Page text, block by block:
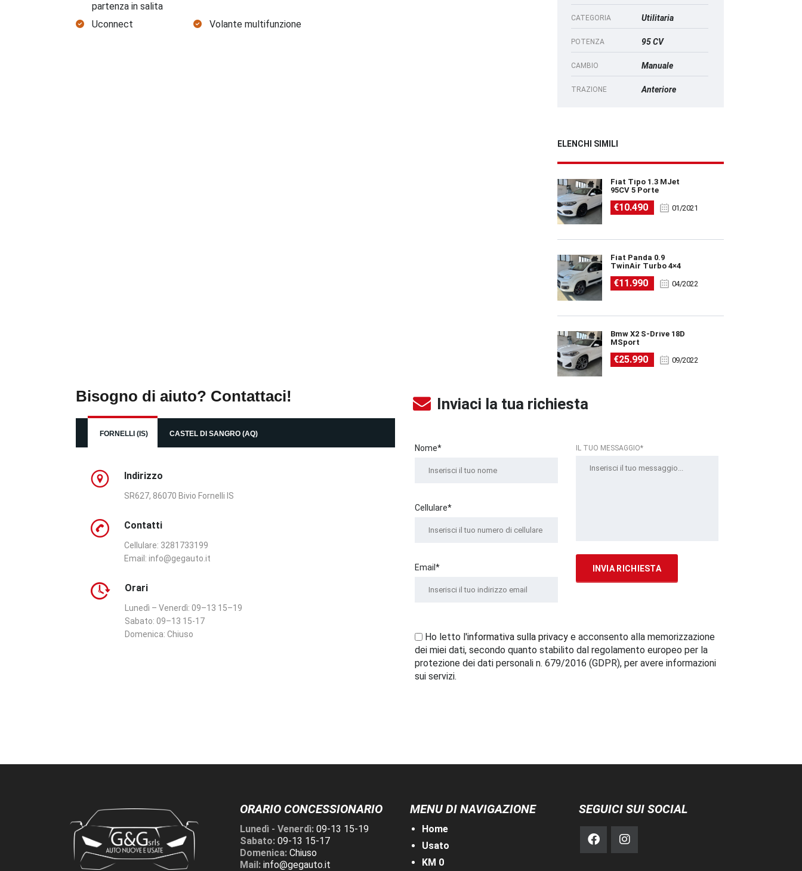
partenza in salita
Uconnect Volante multifunzione
CATEGORIA Utilitaria
POTENZA 95 CV
CAMBIO Manuale
TRAZIONE Anteriore
ELENCHI SIMILI
Fiat Tipo 1.3 MJet
95CV 5 Porte
€10.490 01/2021
Fiat Panda 0.9
TwinAir Turbo 4×4
€11.990 04/2022
Bmw X2 S-Drive 18D
MSport
€25.990 09/2022
Bisogno di aiuto? Contattaci!
FORNELLI (IS) CASTEL DI SANGRO (AQ)
Indirizzo
SR627, 86070 Bivio Fornelli IS
Contatti
Cellulare: 3281733199
Email: info@gegauto.it
Orari
Lunedì – Venerdì: 09–13 15–19
Sabato: 09–13 15-17
Domenica: Chiuso
Inviaci la tua richiesta
Nome*
Cellulare*
Email*
IL TUO MESSAGGIO*
Ho letto l'informativa sulla privacy e acconsento alla memorizzazione
dei miei dati, secondo quanto stabilito dal regolamento europeo per la
protezione dei dati personali n. 679/2016 (GDPR), per avere informazioni
sui servizi.
ORARIO CONCESSIONARIO
Lunedì - Venerdì: 09-13 15-19
Sabato: 09-13 15-17
Domenica: Chiuso
Mail: info@gegauto.it
MENU DI NAVIGAZIONE
Home
Usato
KM 0
SEGUICI SUI SOCIAL